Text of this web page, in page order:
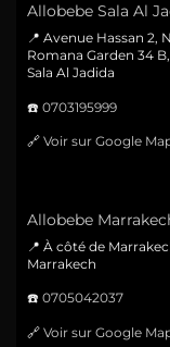
Allobebe Sala Al
📍 Avenue Hassan 2,
Romana Garden 34 B,
Sala Al Jadida
☎️ 0703195999
🔗 Voir sur Google
Allobebe
📍 À côté de
Marrakech
☎️ 0705042037
🔗 Voir sur Google